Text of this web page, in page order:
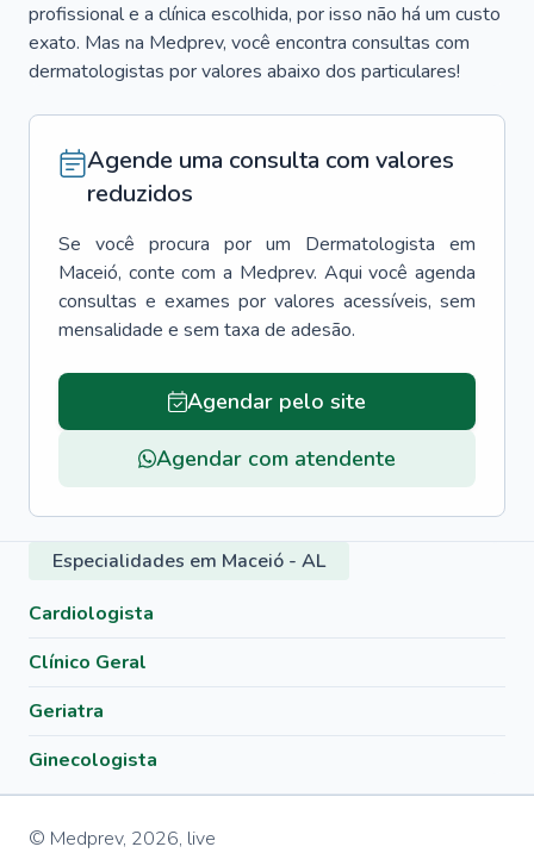
profissional e a clínica escolhida, por isso não há um custo
exato. Mas na Medprev, você encontra consultas com
dermatologistas por valores abaixo dos particulares!
Agende uma consulta com valores
reduzidos
Se você procura por um Dermatologista em
Maceió, conte com a Medprev. Aqui você agenda
consultas e exames por valores acessíveis, sem
mensalidade e sem taxa de adesão.
Agendar pelo site
Agendar com atendente
Especialidades em Maceió - AL
Cardiologista
Clínico Geral
Geriatra
Ginecologista
© Medprev, 2026, live